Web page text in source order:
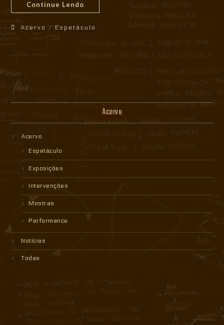
Continue Lendo
Acervo /Espetáculo
Acervo
Acervo
Espetáculo
Exposições
Intervenções
Mostras
Performance
Notícias
Todas